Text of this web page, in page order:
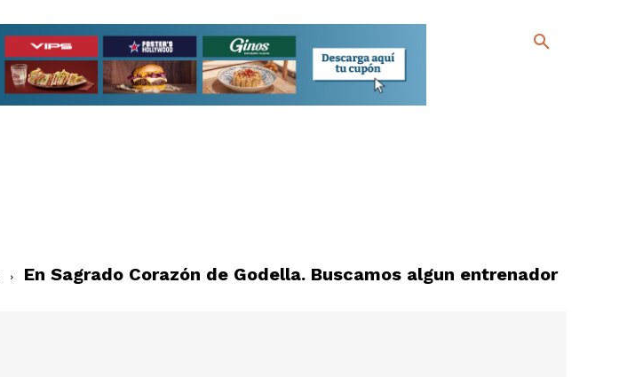
En Sagrado Corazón de Godella. Buscamos algun entrenador